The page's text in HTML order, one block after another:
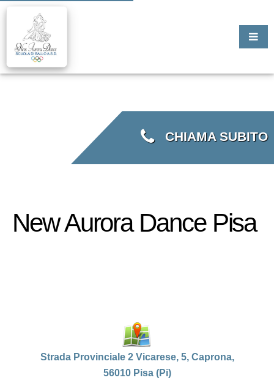
CHIAMA SUBITO
New Aurora Dance Pisa
Strada Provinciale 2 Vicarese, 5, Caprona,
56010 Pisa (Pi)